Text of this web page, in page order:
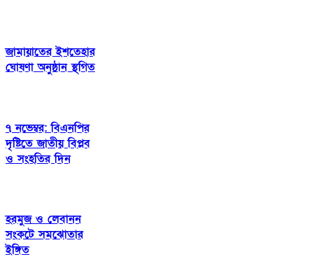
জামায়াতের ইশতেহার
ঘোষণা অনুষ্ঠান স্থগিত
৭ নভেম্বর: বিএনপির
দৃষ্টিতে জাতীয় বিপ্লব
ও সংহতির দিন
হরমুজ ও লেবানন
সংকটে সমঝোতার
ইঙ্গিত